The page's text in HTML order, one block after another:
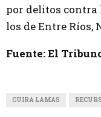
por delitos contra
los de Entre Ríos,
Fuente: El
CUIRA LAMAS